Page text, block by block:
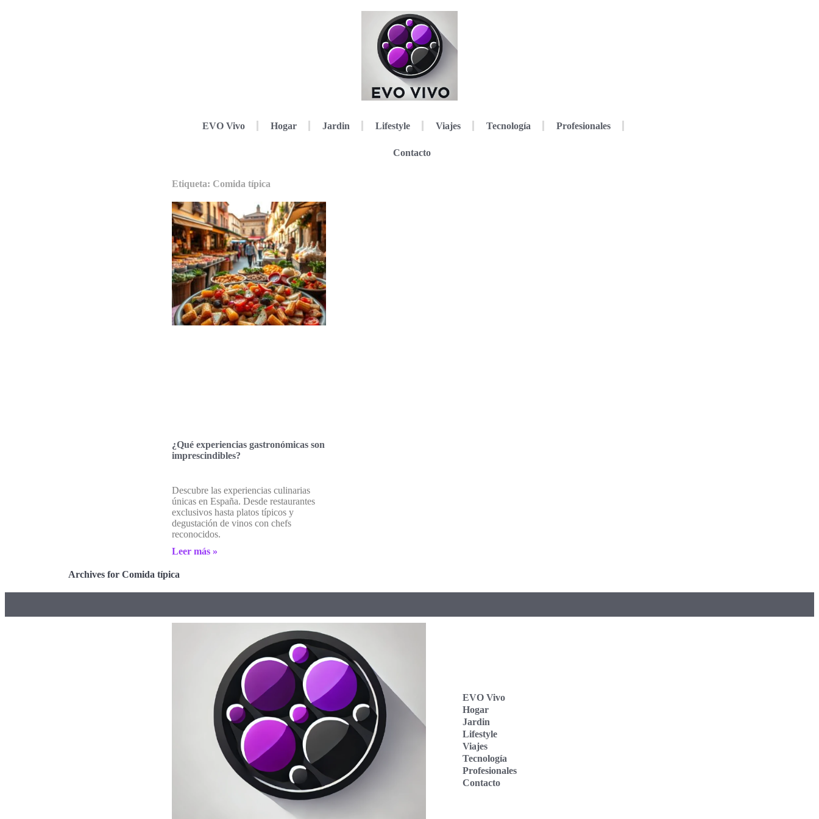
EVO Vivo Hogar Jardin Lifestyle Viajes Tecnología Profesionales
Contacto
Etiqueta: Comida típica
¿Qué experiencias gastronómicas son
imprescindibles?
Descubre las experiencias culinarias
únicas en España. Desde restaurantes
exclusivos hasta platos típicos y
degustación de vinos con chefs
reconocidos.
Leer más »
Archives for Comida típica
EVO Vivo
Hogar
Jardin
Lifestyle
Viajes
Tecnología
Profesionales
Contacto